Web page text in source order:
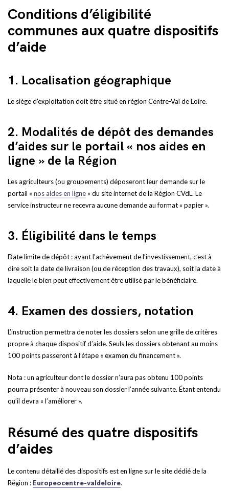
Conditions d’éligibilité
communes aux quatre dispositifs
d’aide
1. Localisation géographique
Le siège d’exploitation doit être situé en région Centre-Val de Loire.
2. Modalités de dépôt des demandes
d’aides sur le portail « nos aides en
ligne » de la Région
Les agriculteurs (ou groupements) déposeront leur demande sur le
portail « nos aides en ligne » du site internet de la Région CVdL. Le
service instructeur ne recevra aucune demande au format « papier ».
3. Éligibilité dans le temps
Date limite de dépôt : avant l’achèvement de l’investissement, c’est à
dire soit la date de livraison (ou de réception des travaux), soit la date à
laquelle le bien peut effectivement être utilisé par le bénéficiaire.
4. Examen des dossiers, notation
L’instruction permettra de noter les dossiers selon une grille de critères
propre à chaque dispositif d’aide. Seuls les dossiers obtenant au moins
100 points passeront à l’étape « examen du financement ».
Nota : un agriculteur dont le dossier n’aura pas obtenu 100 points
pourra présenter à nouveau son dossier l’année suivante. Étant entendu
qu’il devra « l’améliorer ».
Résumé des quatre dispositifs
d’aides
Le contenu détaillé des dispositifs est en ligne sur le site dédié de la
Région : Europeocentre-valdeloire.